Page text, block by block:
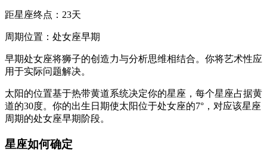
距星座终点：23天
周期位置：处女座早期
早期处女座将狮子的创造力与分析思维相结合。你将艺术性应
用于实际问题解决。
太阳的位置基于热带黄道系统决定你的星座，每个星座占据黄
道的30度。你的出生日期使太阳位于处女座的7°，对应该星座
周期的处女座早期阶段。
星座如何确定